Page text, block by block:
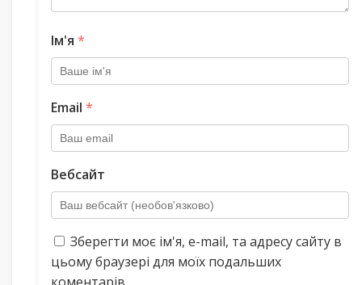
Ім'я *
Email *
Вебсайт
Зберегти моє ім'я, e-mail, та адресу сайту в
цьому браузері для моїх подальших